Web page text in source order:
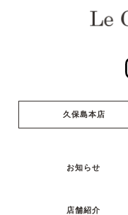
久保島本店
お知らせ
店舗紹介